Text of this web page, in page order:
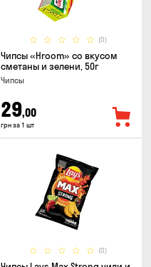
(0)
Чипсы «Hroom» со вкусом
сметаны и зелени, 50г
Чипсы
29,00
грн за 1 шт
(0)